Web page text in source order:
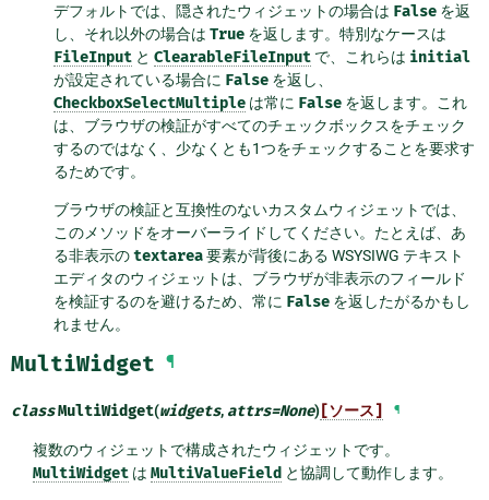
デフォルトでは、隠されたウィジェットの場合は False を返
し、それ以外の場合はTrue を返します。特別なケースは
FileInput とClearableFileInput で、これらは initial
が設定されている場合に False を返し、
CheckboxSelectMultiple は常に False を返します。これ
は、ブラウザの検証がすべてのチェックボックスをチェック
するのではなく、少なくとも1つをチェックすることを要求す
るためです。
ブラウザの検証と互換性のないカスタムウィジェットでは、
このメソッドをオーバーライドしてください。たとえば、あ
る非表示のtextarea要素が背後にある WSYSIWG テキスト
エディタのウィジェットは、ブラウザが非表示のフィールド
を検証するのを避けるため、常に False を返したがるかもし
れません。
MultiWidget ¶
classMultiWidget(widgets, attrs=None) [ソース] ¶
複数のウィジェットで構成されたウィジェットです。
MultiWidgetは MultiValueField と協調して動作します。